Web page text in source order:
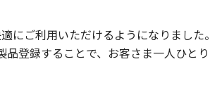
にご利用いただけるようになりました。
登録することで、お客さま一人ひと